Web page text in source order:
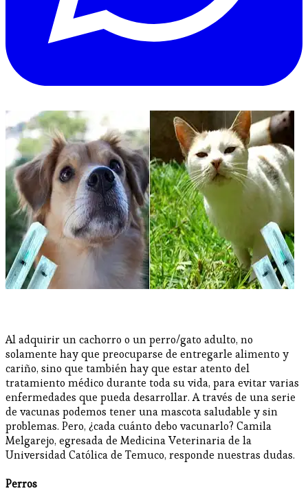
Al adquirir un cachorro o un perro/gato adulto, no
solamente hay que preocuparse de entregarle alimento y
cariño, sino que también hay que estar atento del
tratamiento médico durante toda su vida, para evitar varias
enfermedades que pueda desarrollar. A través de una serie
de vacunas podemos tener una mascota saludable y sin
problemas. Pero, ¿cada cuánto debo vacunarlo? Camila
Melgarejo, egresada de Medicina Veterinaria de la
Universidad Católica de Temuco, responde nuestras dudas.
Perros